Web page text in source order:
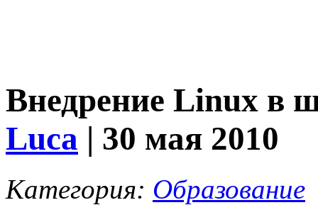
Внедрение Linux в
Luca | 30 мая 2010
Категория: Образование